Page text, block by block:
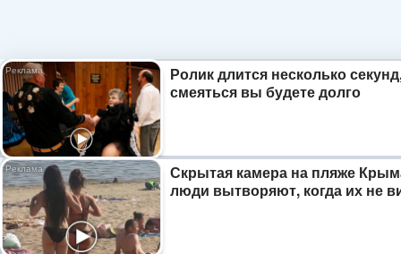
Ролик длится несколько
смеяться вы будете долго
Скрытая камера на пляже
люди вытворяют, когда их не